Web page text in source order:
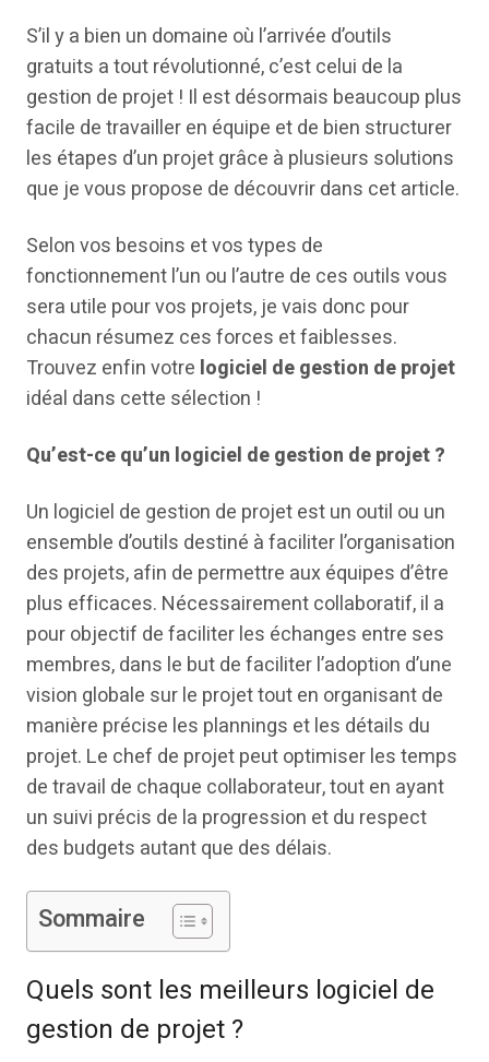
S’il y a bien un domaine où l’arrivée d’outils
gratuits a tout révolutionné, c’est celui de la
gestion de projet ! Il est désormais beaucoup plus
facile de travailler en équipe et de bien structurer
les étapes d’un projet grâce à plusieurs solutions
que je vous propose de découvrir dans cet article.
Selon vos besoins et vos types de
fonctionnement l’un ou l’autre de ces outils vous
sera utile pour vos projets, je vais donc pour
chacun résumez ces forces et faiblesses.
Trouvez enfin votre logiciel de gestion de projet
idéal dans cette sélection !
Qu’est-ce qu’un logiciel de gestion de projet ?
Un logiciel de gestion de projet est un outil ou un
ensemble d’outils destiné à faciliter l’organisation
des projets, afin de permettre aux équipes d’être
plus efficaces. Nécessairement collaboratif, il a
pour objectif de faciliter les échanges entre ses
membres, dans le but de faciliter l’adoption d’une
vision globale sur le projet tout en organisant de
manière précise les plannings et les détails du
projet. Le chef de projet peut optimiser les temps
de travail de chaque collaborateur, tout en ayant
un suivi précis de la progression et du respect
des budgets autant que des délais.
Sommaire
Quels sont les meilleurs logiciel de
gestion de projet ?